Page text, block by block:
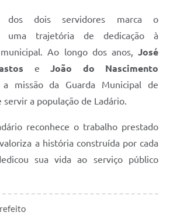
dos dois servidores marca o
uma trajetória de dedicação à
Ao longo dos anos, José
e João do Nascimento
missão da Guarda Municipal de
a população de Ladário.
reconhece o trabalho prestado
a história construída por cada
sua vida ao serviço público